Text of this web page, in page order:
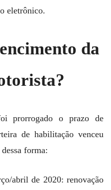
eletrônico.
da
prorrogado o prazo de
de habilitação venceu
forma:
de 2020: renovação